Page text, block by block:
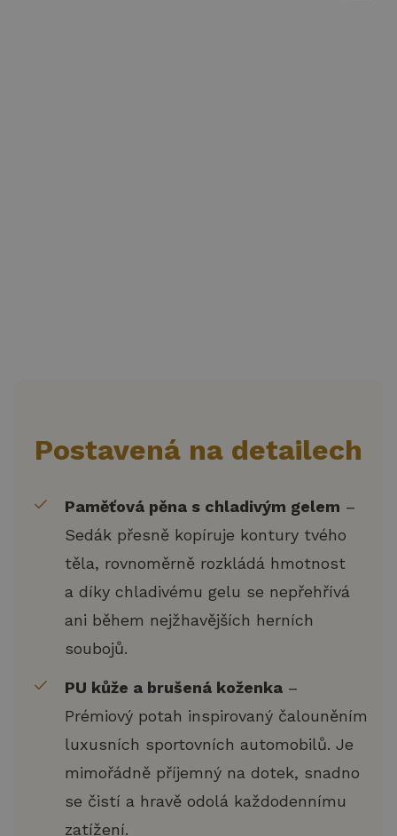
Postavená na detailech
Paměťová pěna s chladivým gelem –
Sedák přesně kopíruje kontury tvého
těla, rovnoměrně rozkládá hmotnost
a díky chladivému gelu se nepřehřívá
ani během nejžhavějších herních
soubojů.
PU kůže a brušená koženka –
Prémiový potah inspirovaný čalouněním
luxusních sportovních automobilů. Je
mimořádně příjemný na dotek, snadno
se čistí a hravě odolá každodennímu
zatížení.